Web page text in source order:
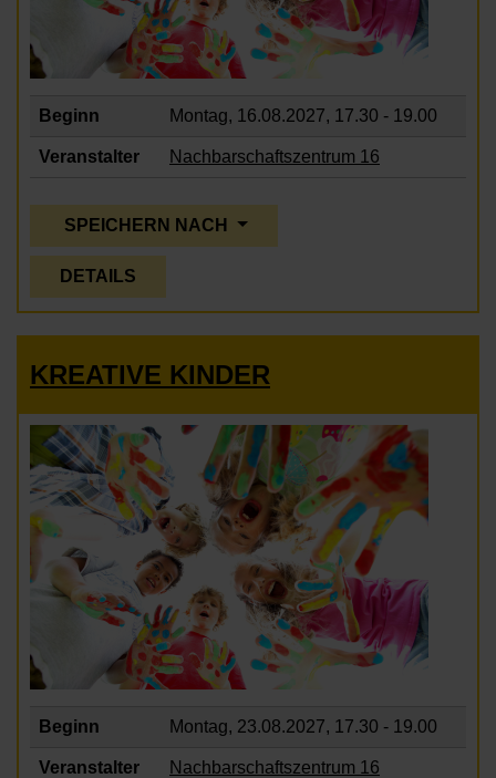
Beginn Montag, 16.08.2027, 17.30 - 19.00
Veranstalter Nachbarschaftszentrum 16
SPEICHERN NACH
DETAILS
KREATIVE KINDER
Beginn Montag, 23.08.2027, 17.30 - 19.00
Veranstalter Nachbarschaftszentrum 16